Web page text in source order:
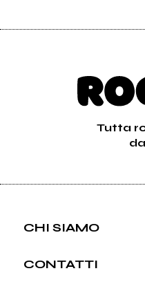
Tutta
CHI SIAMO
CONTATTI